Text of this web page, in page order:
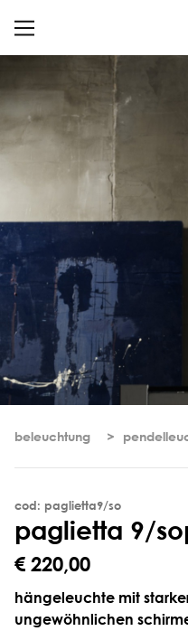
beleuchtung
cod: paglietta9/so
paglietta 9/so
€ 220,00
hängeleuchte mit
ungewöhnlichen